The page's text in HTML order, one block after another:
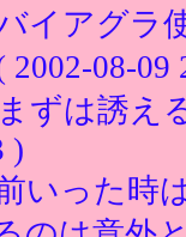
イアグラ
2002-08-09
ずは誘え
)
いった時